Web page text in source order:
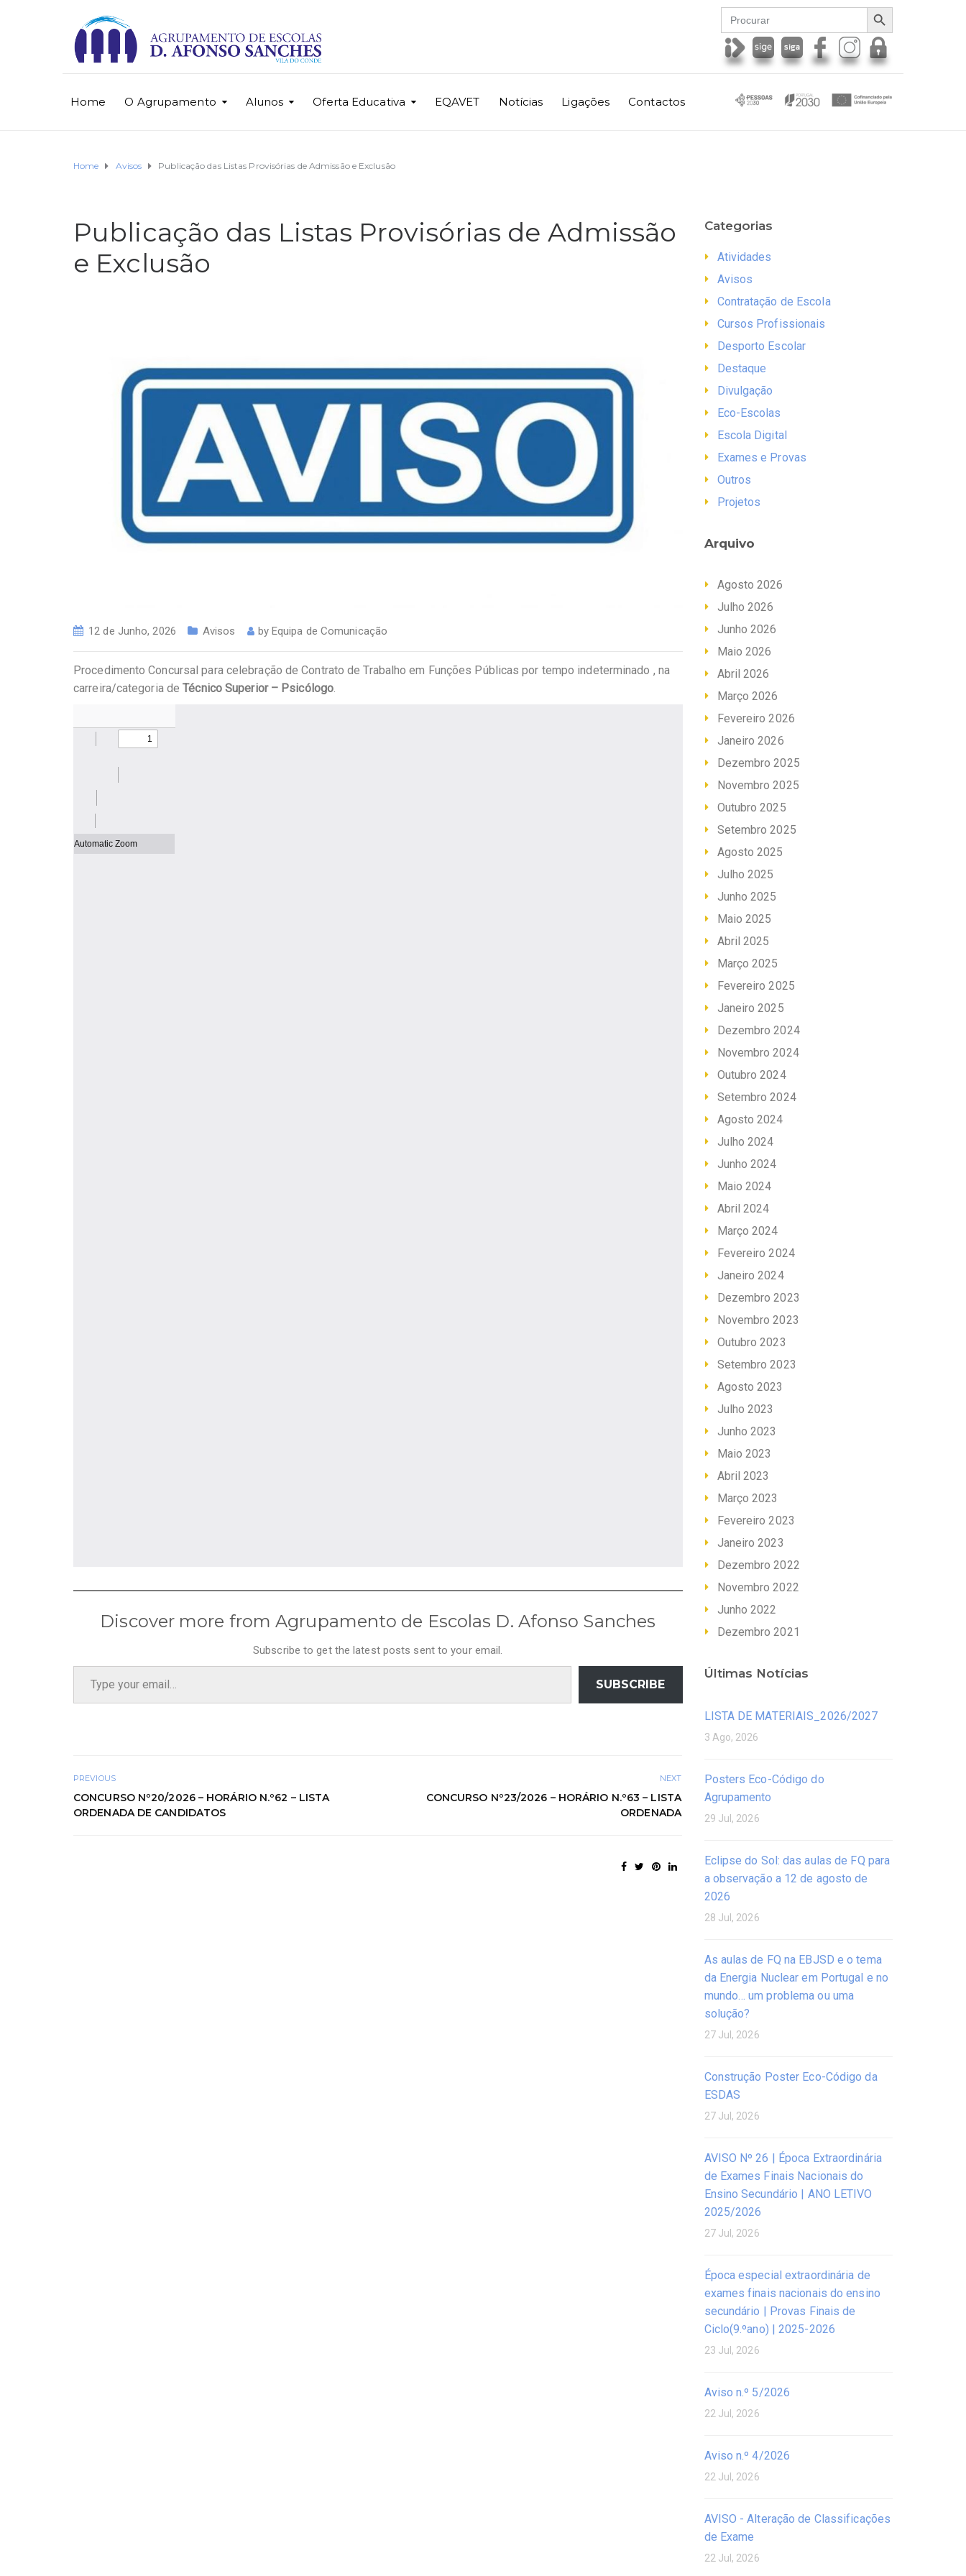
Search
for:
SEARCH BUTTON
Home O Agrupamento Alunos Oferta Educativa EQAVET Notícias Ligações Contactos
Home Avisos Publicação das Listas Provisórias de Admissão e Exclusão
Publicação das Listas Provisórias de Admissão
e Exclusão
12 de Junho, 2026 Avisos by Equipa de Comunicação
Procedimento Concursal para celebração de Contrato de Trabalho em Funções Públicas por tempo indeterminado , na
carreira/categoria deTécnico Superior – Psicólogo.
Discover more from Agrupamento de Escolas D. Afonso Sanches
Subscribe to get the latest posts sent to your email.
Type your email…
SUBSCRIBE
PREVIOUS
CONCURSO Nº20/2026 – HORÁRIO N.º62 – LISTA
ORDENADA DE CANDIDATOS
NEXT
CONCURSO Nº23/2026 – HORÁRIO N.º63 – LISTA
ORDENADA
Categorias
Atividades
Avisos
Contratação de Escola
Cursos Profissionais
Desporto Escolar
Destaque
Divulgação
Eco-Escolas
Escola Digital
Exames e Provas
Outros
Projetos
Arquivo
Agosto 2026
Julho 2026
Junho 2026
Maio 2026
Abril 2026
Março 2026
Fevereiro 2026
Janeiro 2026
Dezembro 2025
Novembro 2025
Outubro 2025
Setembro 2025
Agosto 2025
Julho 2025
Junho 2025
Maio 2025
Abril 2025
Março 2025
Fevereiro 2025
Janeiro 2025
Dezembro 2024
Novembro 2024
Outubro 2024
Setembro 2024
Agosto 2024
Julho 2024
Junho 2024
Maio 2024
Abril 2024
Março 2024
Fevereiro 2024
Janeiro 2024
Dezembro 2023
Novembro 2023
Outubro 2023
Setembro 2023
Agosto 2023
Julho 2023
Junho 2023
Maio 2023
Abril 2023
Março 2023
Fevereiro 2023
Janeiro 2023
Dezembro 2022
Novembro 2022
Junho 2022
Dezembro 2021
Últimas Notícias
LISTA DE MATERIAIS_2026/2027
3 Ago, 2026
Posters Eco-Código do
Agrupamento
29 Jul, 2026
Eclipse do Sol: das aulas de FQ para
a observação a 12 de agosto de
2026
28 Jul, 2026
As aulas de FQ na EBJSD e o tema
da Energia Nuclear em Portugal e no
mundo… um problema ou uma
solução?
27 Jul, 2026
Construção Poster Eco-Código da
ESDAS
27 Jul, 2026
AVISO Nº 26 | Época Extraordinária
de Exames Finais Nacionais do
Ensino Secundário | ANO LETIVO
2025/2026
27 Jul, 2026
Época especial extraordinária de
exames finais nacionais do ensino
secundário | Provas Finais de
Ciclo(9.ºano) | 2025-2026
23 Jul, 2026
Aviso n.º 5/2026
22 Jul, 2026
Aviso n.º 4/2026
22 Jul, 2026
AVISO - Alteração de Classificações
de Exame
22 Jul, 2026